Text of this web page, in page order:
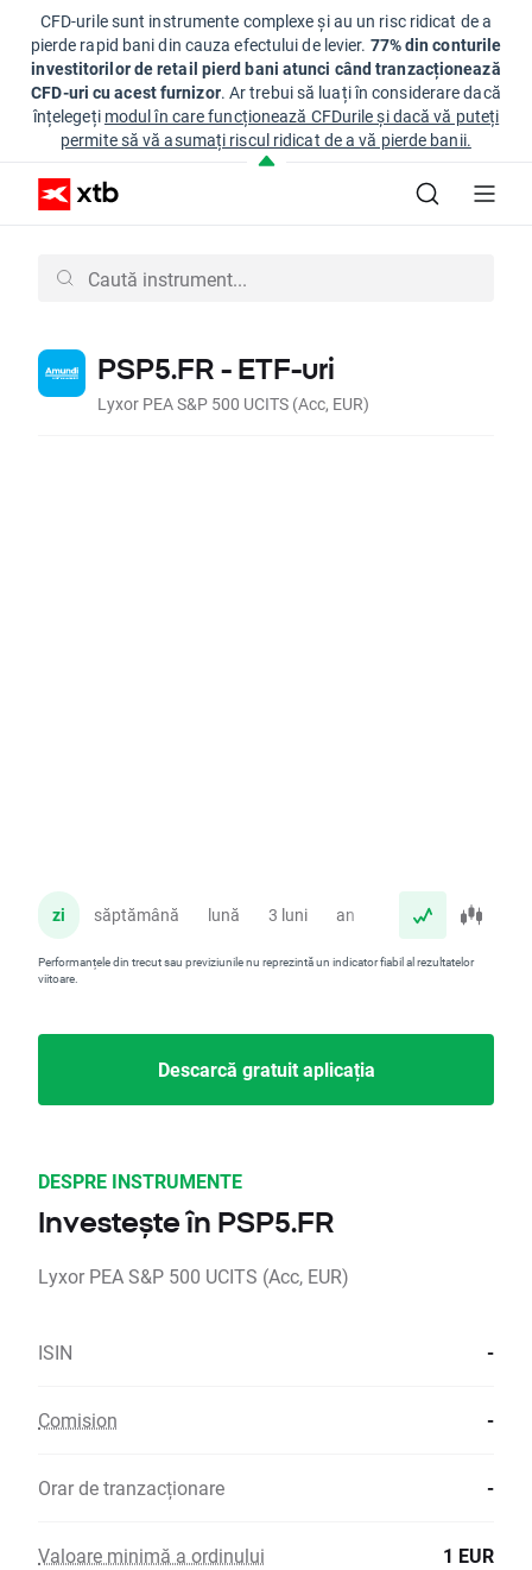
CFD-urile sunt instrumente complexe și au un risc ridicat de a
pierde rapid bani din cauza efectului de levier. 77% din conturile
investitorilor de retail pierd bani atunci când tranzacționează
CFD-uri cu acest furnizor. Ar trebui să luați în considerare dacă
înțelegeți modul în care funcționează CFDurile și dacă vă puteți
permite să vă asumați riscul ridicat de a vă pierde banii.
PSP5.FR - ETF-uri
Lyxor PEA S&P 500 UCITS (Acc, EUR)
zi săptămână lună 3 luni an
Performanțele din trecut sau previziunile nu reprezintă un indicator fiabil al rezultatelor
viitoare.
Descarcă gratuit aplicația
DESPRE INSTRUMENTE
Investește în PSP5.FR
Lyxor PEA S&P 500 UCITS (Acc, EUR)
ISIN -
Comision -
Orar de tranzacționare -
Valoare minimă a ordinului 1 EUR